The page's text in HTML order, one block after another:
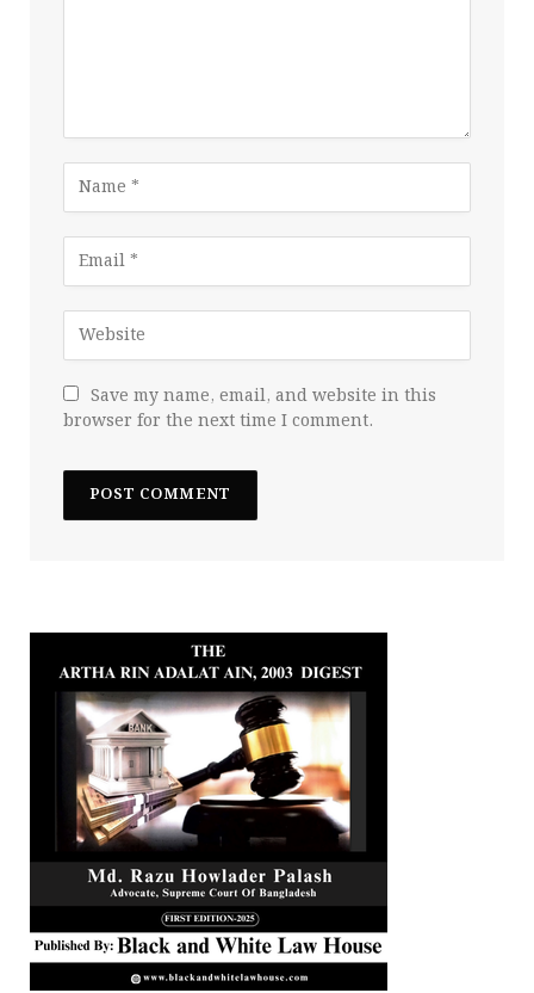
Save my name, email, and website in this
browser for the next time I comment.